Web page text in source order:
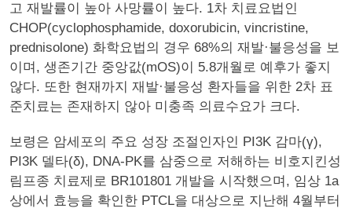
고 재발률이 높아 사망률이 높다. 1차 치료요법인
CHOP(cyclophosphamide, doxorubicin, vincristine,
prednisolone) 화학요법의 경우 68%의 재발·불응성을 보
이며, 생존기간 중앙값(mOS)이 5.8개월로 예후가 좋지
않다. 또한 현재까지 재발·불응성 환자들을 위한 2차 표
준치료는 존재하지 않아 미충족 의료수요가 크다.
보령은 암세포의 주요 성장 조절인자인 PI3K 감마(γ),
PI3K 델타(δ), DNA-PK를 삼중으로 저해하는 비호지킨성
림프종 치료제로 BR101801 개발을 시작했으며, 임상 1a
상에서 효능을 확인한 PTCL을 대상으로 지난해 4월부터